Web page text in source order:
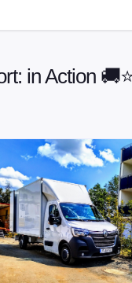
in Action